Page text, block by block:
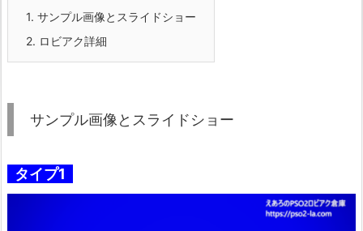
1. サンプル画像とスライドショー
2. ロビアク詳細
サンプル画像とスライドショー
タイプ1